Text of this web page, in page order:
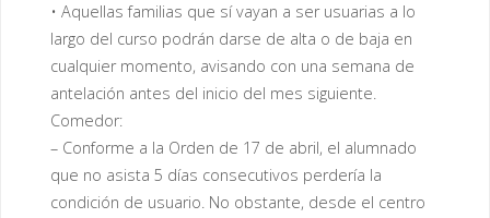
• Aquellas familias que sí vayan a ser usuarias a lo
largo del curso podrán darse de alta o de baja en
cualquier momento, avisando con una semana de
antelación antes del inicio del mes siguiente.
Comedor:
– Conforme a la Orden de 17 de abril, el alumnado
que no asista 5 días consecutivos perdería la
condición de usuario. No obstante, desde el centro